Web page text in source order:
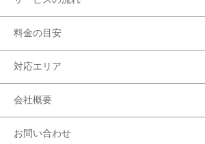
料金の目安
対応エリア
会社概要
お問い合わせ